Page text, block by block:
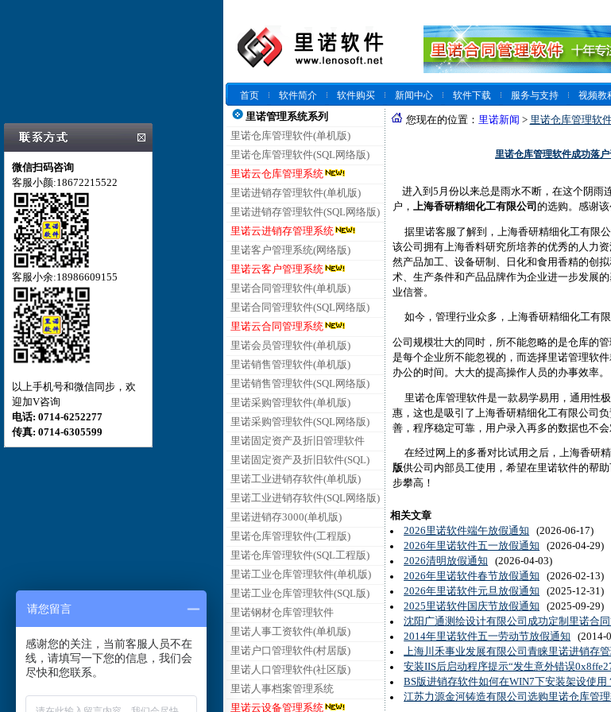
首页 软件简介 软件购买 新闻中心 软件下载 服务与支持 视频教
里诺管理系统系列
里诺仓库管理软件(单机版)
里诺仓库管理软件(SQL网络版)
里诺云仓库管理系统
里诺进销存管理软件(单机版)
里诺进销存管理软件(SQL网络版)
里诺云进销存管理系统
里诺客户管理系统(网络版)
里诺云客户管理系统
里诺合同管理软件(单机版)
里诺合同管理软件(SQL网络版)
里诺云合同管理系统
里诺会员管理软件(单机版)
里诺销售管理软件(单机版)
里诺销售管理软件(SQL网络版)
里诺采购管理软件(单机版)
里诺采购管理软件(SQL网络版)
里诺固定资产及折旧管理软件
里诺固定资产及折旧软件(SQL)
里诺工业进销存软件(单机版)
里诺工业进销存软件(SQL网络版)
里诺进销存3000(单机版)
里诺仓库管理软件(工程版)
里诺仓库管理软件(SQL工程版)
里诺工业仓库管理软件(单机版)
里诺工业仓库管理软件(SQL版)
里诺钢材仓库管理软件
里诺人事工资软件(单机版)
里诺户口管理软件(村居版)
里诺人口管理软件(社区版)
里诺人事档案管理系统
里诺云设备管理系统
您现在的位置： 里诺新闻 > 里诺仓库管理软
里诺仓库管理软件成功落
进入到5月份以来总是雨水不断，在这个阴雨
户， 上海香研精细化工有限公司 的选购。感谢
据里诺客服了解到，上海香研精细化工有限
该公司拥有上海香料研究所培养的优秀的人力
然产品加工、设备研制、日化和食用香精的创
术、生产条件和产品品牌作为企业进一步发展
业信誉。
如今，管理行业众多，上海香研精细化工有限
公司规模壮大的同时，所不能忽略的是仓库的
是每个企业所不能忽视的，而选择里诺管理软
办公的时间。大大的提高操作人员的办事效率。
里诺仓库管理软件是一款易学易用，通用性
惠，这也是吸引了上海香研精细化工有限公司
善，程序稳定可靠，用户录入再多的数据也不会
在经过网上的多番对比试用之后，上海香研
版供公司内部员工使用，希望在里诺软件的帮
步攀高！
相关文章
2026里诺软件端午放假通知 (2026-06-17)
2026年里诺软件五一放假通知 (2026-04-29)
2026清明放假通知 (2026-04-03)
2026年里诺软件春节放假通知 (2026-02-13)
2026年里诺软件元旦放假通知 (2025-12-31)
2025里诺软件国庆节放假通知 (2025-09-29)
沈阳广通测绘设计有限公司成功定制里诺合
2014年里诺软件五一劳动节放假通知 (2014-
上海川禾事业发展有限公司青睐里诺进销存
安装IIS后启动程序提示“发生意外错误
BS版进销存软件如何在WIN7下安装架设使用
江苏力源金河铸造有限公司选购里诺仓库管
微信扫码咨询
客服小颜:18672215522
客服小余:18986609155
以上手机号和微信同步，欢
迎加V咨询
电话: 0714-6252277
传真: 0714-6305599
请您留言
感谢您的关注，当前客服人员不在
线，请填写一下您的信息，我们会
尽快和您联系。